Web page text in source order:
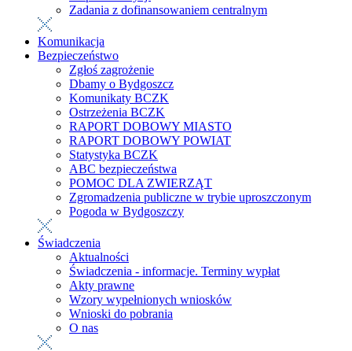
Zadania z dofinansowaniem centralnym
Komunikacja
Bezpieczeństwo
Zgłoś zagrożenie
Dbamy o Bydgoszcz
Komunikaty BCZK
Ostrzeżenia BCZK
RAPORT DOBOWY MIASTO
RAPORT DOBOWY POWIAT
Statystyka BCZK
ABC bezpieczeństwa
POMOC DLA ZWIERZĄT
Zgromadzenia publiczne w trybie uproszczonym
Pogoda w Bydgoszczy
Świadczenia
Aktualności
Świadczenia - informacje. Terminy wypłat
Akty prawne
Wzory wypełnionych wniosków
Wnioski do pobrania
O nas